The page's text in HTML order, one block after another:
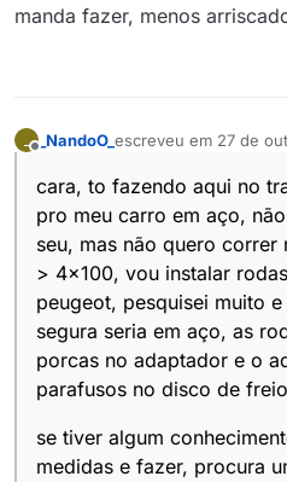
manda fazer, menos
_ _NandoO_ escreveu em 27 de
última edição por
cara, to fazendo aqui no
pro meu carro em aço,
seu, mas não quero
> 4x100, vou instalar
peugeot, pesquisei muito
segura seria em aço, as
porcas no adaptador e o
parafusos no disco de
se tiver algum
medidas e fazer, procura